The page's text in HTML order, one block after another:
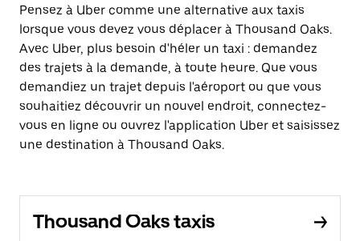
Pensez à Uber comme une alternative aux taxis
lorsque vous devez vous déplacer à Thousand Oaks.
Avec Uber, plus besoin d'héler un taxi : demandez
des trajets à la demande, à toute heure. Que vous
demandiez un trajet depuis l'aéroport ou que vous
souhaitiez découvrir un nouvel endroit, connectez-
vous en ligne ou ouvrez l'application Uber et saisissez
une destination à Thousand Oaks.
Thousand Oaks taxis